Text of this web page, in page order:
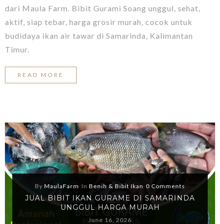
dari Maula Farm. Bibit Gurami Soang unggul, sehat,
aktif, siap tebar, harga grosir murah, cocok untuk
budidaya ikan air tawar di Samarinda, Kalimantan
Timur.
READ MORE
By MaulaFarm In Benih & Bibit Ikan 0 Comments
JUAL BIBIT IKAN GURAME DI SAMARINDA
UNGGUL HARGA MURAH
June 16, 2026